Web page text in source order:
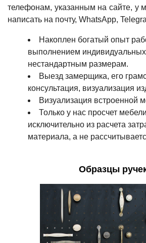
телефонам, указанным на сайте, у
написать на почту, WhatsApp,
Накоплен богатый опыт
выполнением индивидуальных
нестандартным размерам.
Выезд замерщика, его
консультация, визуализация
Визуализация встроенной
Только у нас просчет
исключительно из расчета
материала, а не
Образцы